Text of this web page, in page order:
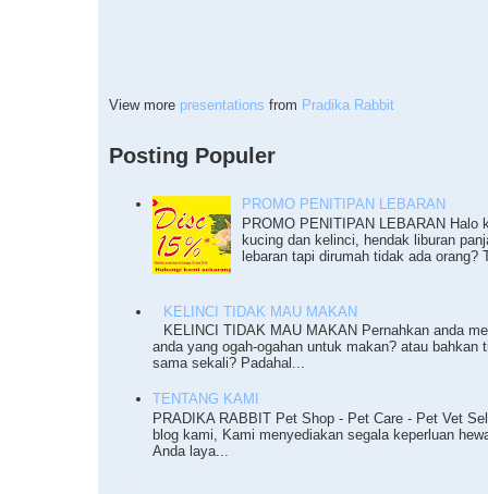
View more presentations from Pradika Rabbit
Posting Populer
PROMO PENITIPAN LEBARAN
PROMO PENITIPAN LEBARAN Halo
kucing dan kelinci, hendak liburan
lebaran tapi dirumah tidak ada orang?
KELINCI TIDAK MAU MAKAN
KELINCI TIDAK MAU MAKAN Pernahkan anda
anda yang ogah-ogahan untuk makan? atau bahkan
sama sekali? Padahal...
TENTANG KAMI
PRADIKA RABBIT Pet Shop - Pet Care - Pet Vet
blog kami, Kami menyediakan segala keperluan
Anda laya...